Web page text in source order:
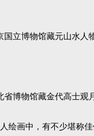
国立博物馆藏元山水人
省博物馆藏金代高士观
画中，有不少堪称佳